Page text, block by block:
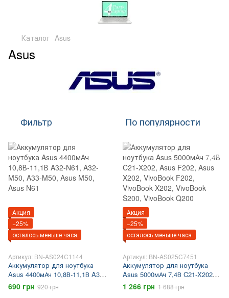
Каталог Asus
Asus
Фильтр По популярности
Акция
−25%
осталось меньше часа
Артикул: BN-AS024C1144
Аккумулятор для ноутбука
Asus 4400мАч 10,8В-11,1В A32-
N61, A32-M50, A33-M50, Asus
M50, Asus N61
690 грн 920 грн
Акция
−25%
осталось меньше часа
Артикул: BN-AS025C7451
Аккумулятор для ноутбука
Asus 5000мАч 7,4В C21-X202,
Asus F202, Asus X202,
VivoBook F202, VivoBook X202,
1 266 грн 1 688 грн